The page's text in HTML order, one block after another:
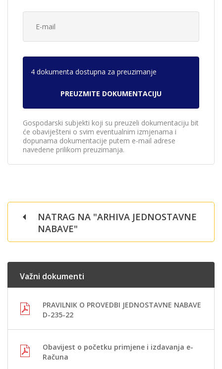
4 dokumenta dostupna za preuzimanje
Gospodarski subjekti koji su preuzeli dokumentaciju bit
će obaviješteni o svim eventualnim izmjenama i
dopunama dokumentacije putem e-mail adrese
navedene prilikom preuzimanja.
NATRAG NA "ARHIVA JEDNOSTAVNE
NABAVE"
Važni dokumenti
PRAVILNIK O PROVEDBI JEDNOSTAVNE NABAVE
D-235-22
Obavijest o početku primjene i izdavanja e-
Računa